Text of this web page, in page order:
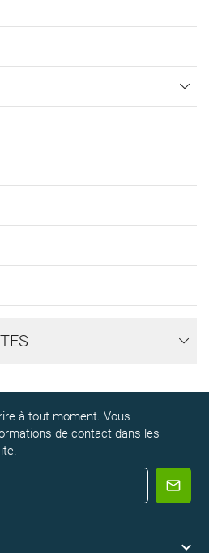
à tout moment. Vous
de contact dans les
